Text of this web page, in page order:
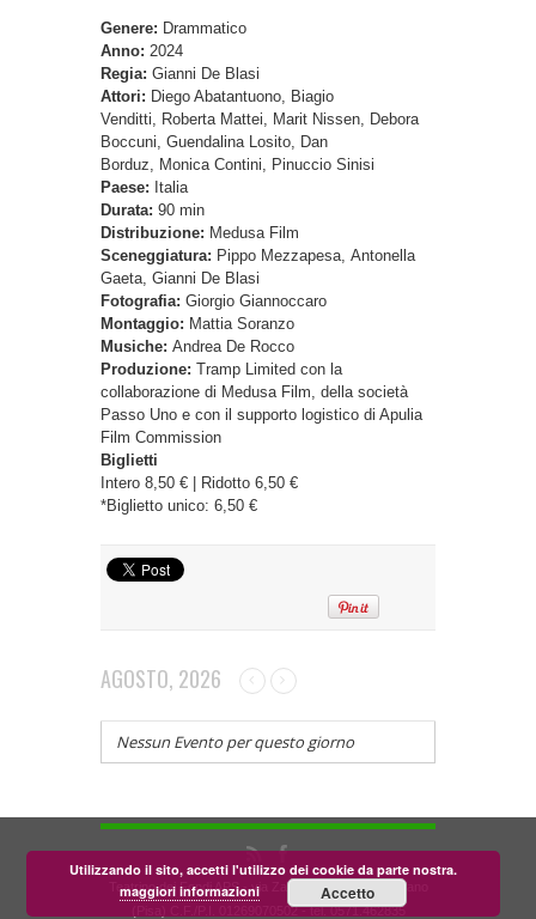
Genere: Drammatico
Anno: 2024
Regia: Gianni De Blasi
Attori: Diego Abatantuono, Biagio
Venditti, Roberta Mattei, Marit Nissen, Debora
Boccuni, Guendalina Losito, Dan
Borduz, Monica Contini, Pinuccio Sinisi
Paese: Italia
Durata: 90 min
Distribuzione: Medusa Film
Sceneggiatura: Pippo Mezzapesa, Antonella
Gaeta, Gianni De Blasi
Fotografia: Giorgio Giannoccaro
Montaggio: Mattia Soranzo
Musiche: Andrea De Rocco
Produzione: Tramp Limited con la
collaborazione di Medusa Film, della società
Passo Uno e con il supporto logistico di Apulia
Film Commission
Biglietti
Intero 8,50 € | Ridotto 6,50 €
*Biglietto unico: 6,50 €
AGOSTO, 2026
Nessun Evento per questo giorno
Teatrino dei Fondi APS - via Zara, 58 56024 Corazzano
(Pisa) C.F./P.I. 01269070502 - tel. 0571.462835
Utilizzando il sito, accetti l'utilizzo dei cookie da parte nostra.
maggiori informazioni
Accetto